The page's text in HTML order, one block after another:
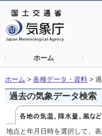
ホーム
ホーム > 各種データ・資料 >
過去の気象データ検索
地点と年月日時を選択して、